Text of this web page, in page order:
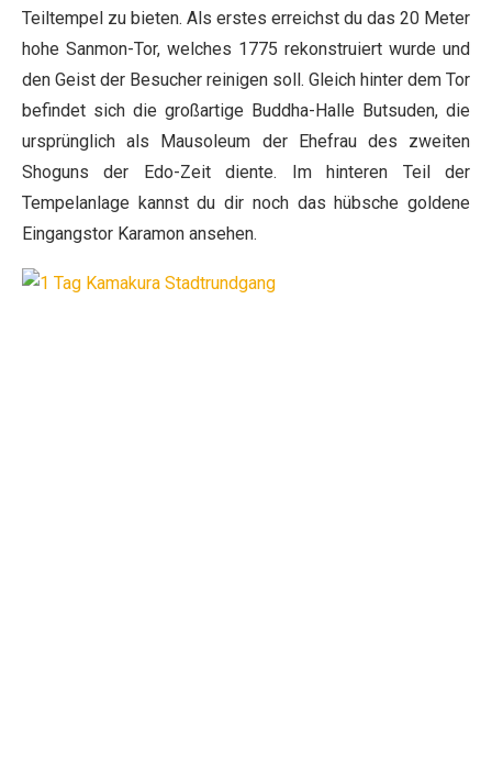
Teiltempel zu bieten. Als erstes erreichst du das 20 Meter
hohe Sanmon-Tor, welches 1775 rekonstruiert wurde und
den Geist der Besucher reinigen soll. Gleich hinter dem Tor
befindet sich die großartige Buddha-Halle Butsuden, die
ursprünglich als Mausoleum der Ehefrau des zweiten
Shoguns der Edo-Zeit diente. Im hinteren Teil der
Tempelanlage kannst du dir noch das hübsche goldene
Eingangstor Karamon ansehen.